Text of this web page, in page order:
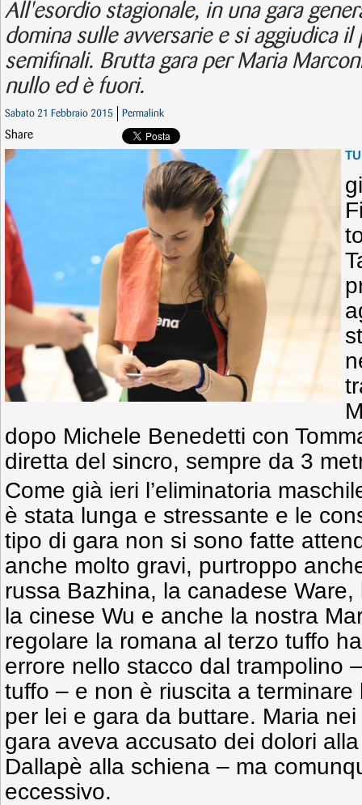
All'esordio stagionale, in una gara
domina sulle avversarie e si aggiudica
semifinali. Brutta gara per Maria
nullo ed è fuori.
Sabato 21 Febbraio 2015 Permalink
Share
dopo Michele Benedetti con
diretta del sincro, sempre da 3
Come già ieri l’eliminatoria
è stata lunga e stressante e le
tipo di gara non si sono fatte
anche molto gravi, purtroppo
russa Bazhina, la canadese
la cinese Wu e anche la nostra
regolare la romana al terzo tuffo
errore nello stacco dal trampolino
tuffo – e non è riuscita a
per lei e gara da buttare. Maria
gara aveva accusato dei dolori
Dallapè alla schiena – ma
eccessivo.